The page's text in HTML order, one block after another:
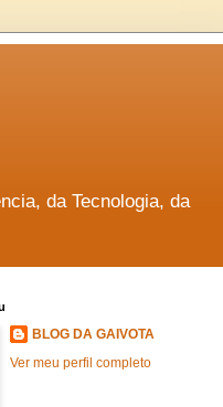
da Tecnologia, da
BLOG DA GAIVOTA
Ver meu perfil completo